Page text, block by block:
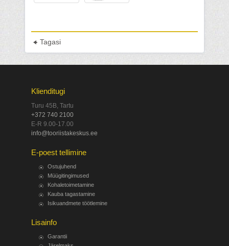
Tagasi
Klienditugi
Turu 45B, Tartu
+372 740 2100
E-R 9.00-17.00
info@tooriistakeskus.ee
E-poest tellimine
Ostujuhend
Müügitingimused
Kohaletoimetamine
Kauba tagastamine
Isikuandmete töötlemine
Lisainfo
Garantii